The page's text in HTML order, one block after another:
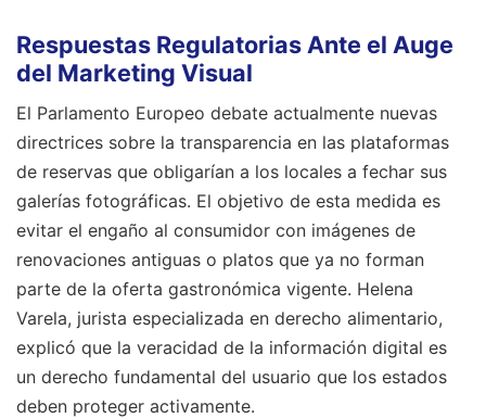
Respuestas Regulatorias Ante el Auge
del Marketing Visual
El Parlamento Europeo debate actualmente nuevas
directrices sobre la transparencia en las plataformas
de reservas que obligarían a los locales a fechar sus
galerías fotográficas. El objetivo de esta medida es
evitar el engaño al consumidor con imágenes de
renovaciones antiguas o platos que ya no forman
parte de la oferta gastronómica vigente. Helena
Varela, jurista especializada en derecho alimentario,
explicó que la veracidad de la información digital es
un derecho fundamental del usuario que los estados
deben proteger activamente.